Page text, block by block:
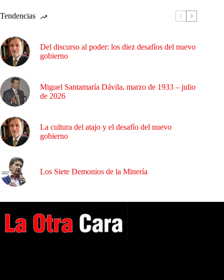
Tendencias
Del discurso al poder: los diez desafíos del nuevo
gobierno
Miguel Santamaría Dávila, marzo de 1933 – julio
de 2026
La cultura del atajo y el desafío del nuevo
gobierno
Los Siete Demonios de la Minería